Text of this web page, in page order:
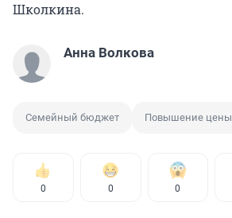
Школкина.
Анна Волкова
Семейный бюджет Повышение цены
0 0 0